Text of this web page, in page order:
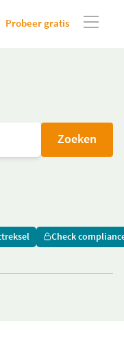
Probeer gratis
Zoeken
Check